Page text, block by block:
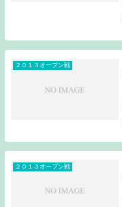
２０１３オープン戦
２０１３オープン戦